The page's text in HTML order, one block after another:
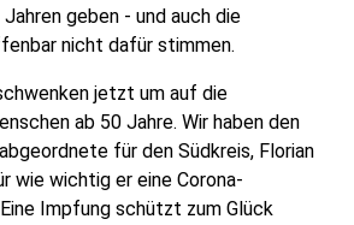
geben - und auch die
nicht dafür stimmen.
jetzt um auf die
ab 50 Jahre. Wir haben den
für den Südkreis, Florian
wie wichtig er eine Corona-
Impfung schützt zum Glück